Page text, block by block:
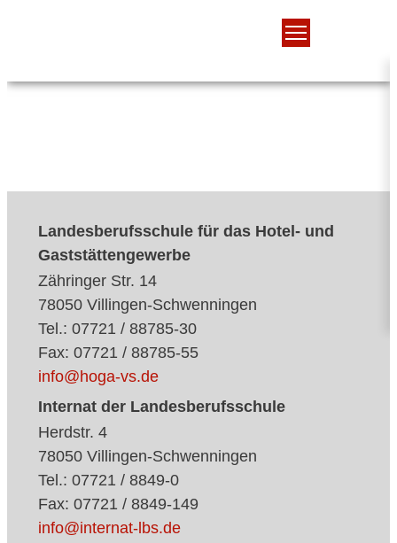
Landesberufsschule für das Hotel- und
Gaststättengewerbe
Zähringer Str. 14
78050 Villingen-Schwenningen
Tel.: 07721 / 88785-30
Fax: 07721 / 88785-55
info@hoga-vs.de
Internat der Landesberufsschule
Herdstr. 4
78050 Villingen-Schwenningen
Tel.: 07721 / 8849-0
Fax: 07721 / 8849-149
info@internat-lbs.de